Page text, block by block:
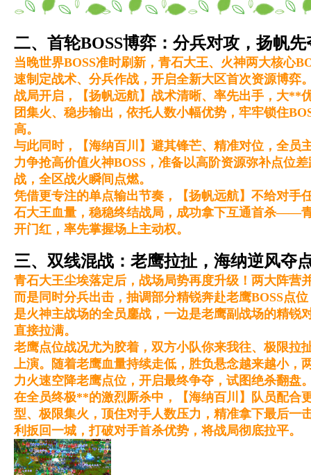
二、首轮BOSS博弈：分兵对攻，扬帆先
当晚世界BOSS准时刷新，青石大王、火神两大核心
速制定战术、分兵作战，开启全新大区首次资源博弈
战局开启，【扬帆远航】战术清晰、率先出手，大**
团集火、稳步输出，依托人数小幅优势，牢牢锁住
高。
与此同时，【海纳百川】避其锋芒、精准对位，全员
力争抢高价值火神BOSS，准备以高阶资源弥补点位
战，全区战火瞬间点燃。
凭借更专注的单点输出节奏，【扬帆远航】不给对手
石大王血量，稳稳终结战局，成功拿下互通首杀——
开门红，率先掌握场上主动权。
三、双线混战：老鹰拉扯，海纳逆风夺
青石大王尘埃落定后，战场局势再度升级！两大阵营
而是同时分兵出击，抽调部分精锐奔赴老鹰BOSS点
是火神主战场的全员鏖战，一边是老鹰副战场的精锐
直接拉满。
老鹰点位战况尤为胶着，双方小队你来我往、极限拉
上演。随着老鹰血量持续走低，胜负悬念越来越小，
力火速空降老鹰点位，开启最终争夺，试图绝杀翻盘
在全员终极**的激烈厮杀中，【海纳百川】队员配合
型、极限集火，顶住对手人数压力，精准拿下最后一
利扳回一城，打破对手首杀优势，将战局彻底拉平。